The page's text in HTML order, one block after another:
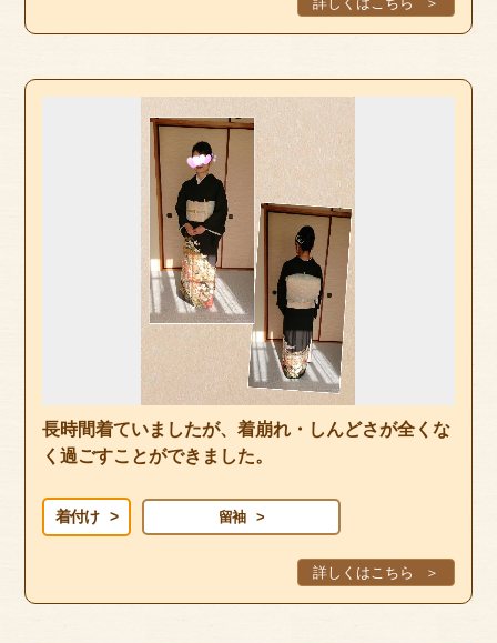
長時間着ていましたが、着崩れ・しんどさが全くな
く過ごすことができました。
着付け 留袖
詳しくはこちら